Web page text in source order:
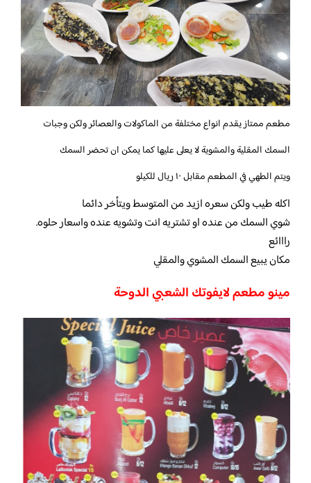
مطعم ممتاز يقدم انواع مختلفة من الماكولات والعصائر ولكن وجبات
السمك المقلية والمشوية لا يعلى عليها كما يمكن ان تحضر السمك
ويتم الطهي في المطعم مقابل ١٠ ريال للكيلو
اكله طيب ولكن سعره ازيد من المتوسط ويتأخر دائما
شوي السمك من عنده او تشتريه انت وتشويه عنده واسعار حلوه.
رااائع
مكان يبيع السمك المشوي والمقلي
مينو مطعم لايفوتك الشعبي الدوحة